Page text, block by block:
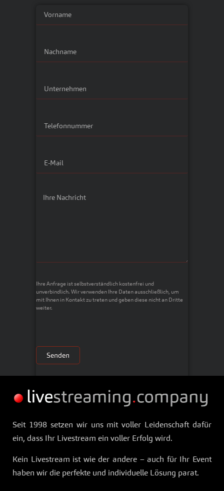
Ihre Anfrage ist selbstverständlich kostenfrei und
unverbindlich. Wir verwenden Ihre Daten ausschließlich, um
mit Ihnen in Kontakt zu treten und geben diese nicht an Dritte
weiter.
Senden
Seit 1998 setzen wir uns mit voller Leidenschaft dafür
ein, dass Ihr Livestream ein voller Erfolg wird.
Kein Livestream ist wie der andere – auch für Ihr Event
haben wir die perfekte und individuelle Lösung parat.